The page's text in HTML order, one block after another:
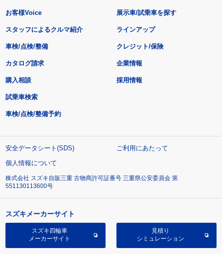
お客様Voice
スタッフによるクルマ紹介
展示車/試乗車を探す
ラインアップ
車検/点検/整備 クレジット/保険
カタログ請求
購入相談
試乗車検索
車検/点検/整備予約
企業情報
採用情報
安全データシート(SDS)
ご利用にあたって
個人情報について
株式会社 スズキ自販三重 古物商許可証番号 三重県公安委員会 第
551130113600号
スズキメーカーサイト
スズキ四輪車
メーカーサイト
見積り
シミュレーション